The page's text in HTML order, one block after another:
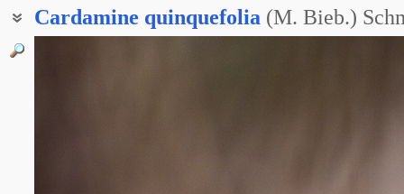
Cardamine quinquefolia (M. Bieb.)